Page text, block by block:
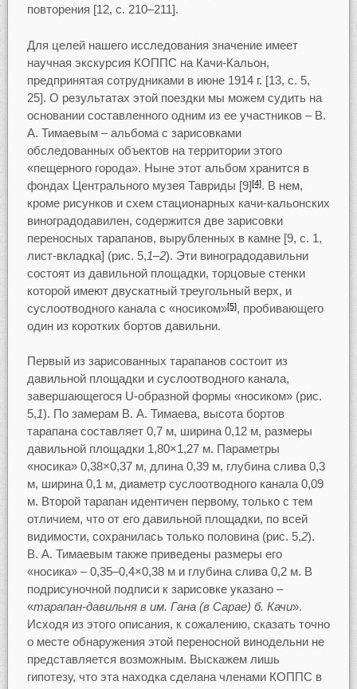
повторения [12, с. 210–211].
Для целей нашего исследования значение имеет
научная экскурсия КОППС на Качи-Кальон,
предпринятая сотрудниками в июне 1914 г. [13, с. 5,
25]. О результатах этой поездки мы можем судить на
основании составленного одним из ее участников – В.
А. Тимаевым – альбома с зарисовками
обследованных объектов на территории этого
«пещерного города». Ныне этот альбом хранится в
фондах Центрального музея Тавриды [9][4]. В нем,
кроме рисунков и схем стационарных качи-кальонских
виноградодавилен, содержится две зарисовки
переносных тарапанов, вырубленных в камне [9, с. 1,
лист-вкладка] (рис. 5,1–2). Эти виноградодавильни
состоят из давильной площадки, торцовые стенки
которой имеют двускатный треугольный верх, и
суслоотводного канала с «носиком»[5], пробивающего
один из коротких бортов давильни.
Первый из зарисованных тарапанов состоит из
давильной площадки и суслоотводного канала,
завершающегося U-образной формы «носиком» (рис.
5,1). По замерам В. А. Тимаева, высота бортов
тарапана составляет 0,7 м, ширина 0,12 м, размеры
давильной площадки 1,80×1,27 м. Параметры
«носика» 0,38×0,37 м, длина 0,39 м, глубина слива 0,3
м, ширина 0,1 м, диаметр суслоотводного канала 0,09
м. Второй тарапан идентичен первому, только с тем
отличием, что от его давильной площадки, по всей
видимости, сохранилась только половина (рис. 5,2).
В. А. Тимаевым также приведены размеры его
«носика» – 0,35–0,4×0,38 м и глубина слива 0,2 м. В
подрисуночной подписи к зарисовке указано –
«тарапан-давильня в им. Гана (в Сарае) б. Качи».
Исходя из этого описания, к сожалению, сказать точно
о месте обнаружения этой переносной винодельни не
представляется возможным. Выскажем лишь
гипотезу, что эта находка сделана членами КОППС в